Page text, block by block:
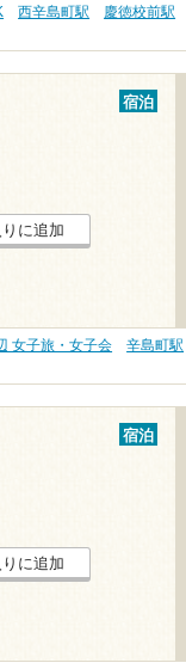
西辛島町駅
慶徳校前駅
宿泊
に追加
女子旅・女子会
辛島町駅
宿泊
に追加